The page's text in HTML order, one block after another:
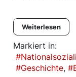
Weiterlesen
Markiert in:
Geschichte